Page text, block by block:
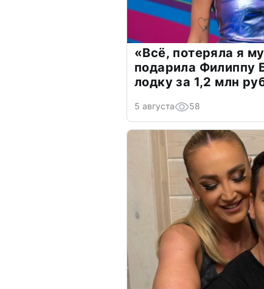
«Всё, потеряла я
подарила Филиппу
лодку за 1,2 млн
5 августа 58